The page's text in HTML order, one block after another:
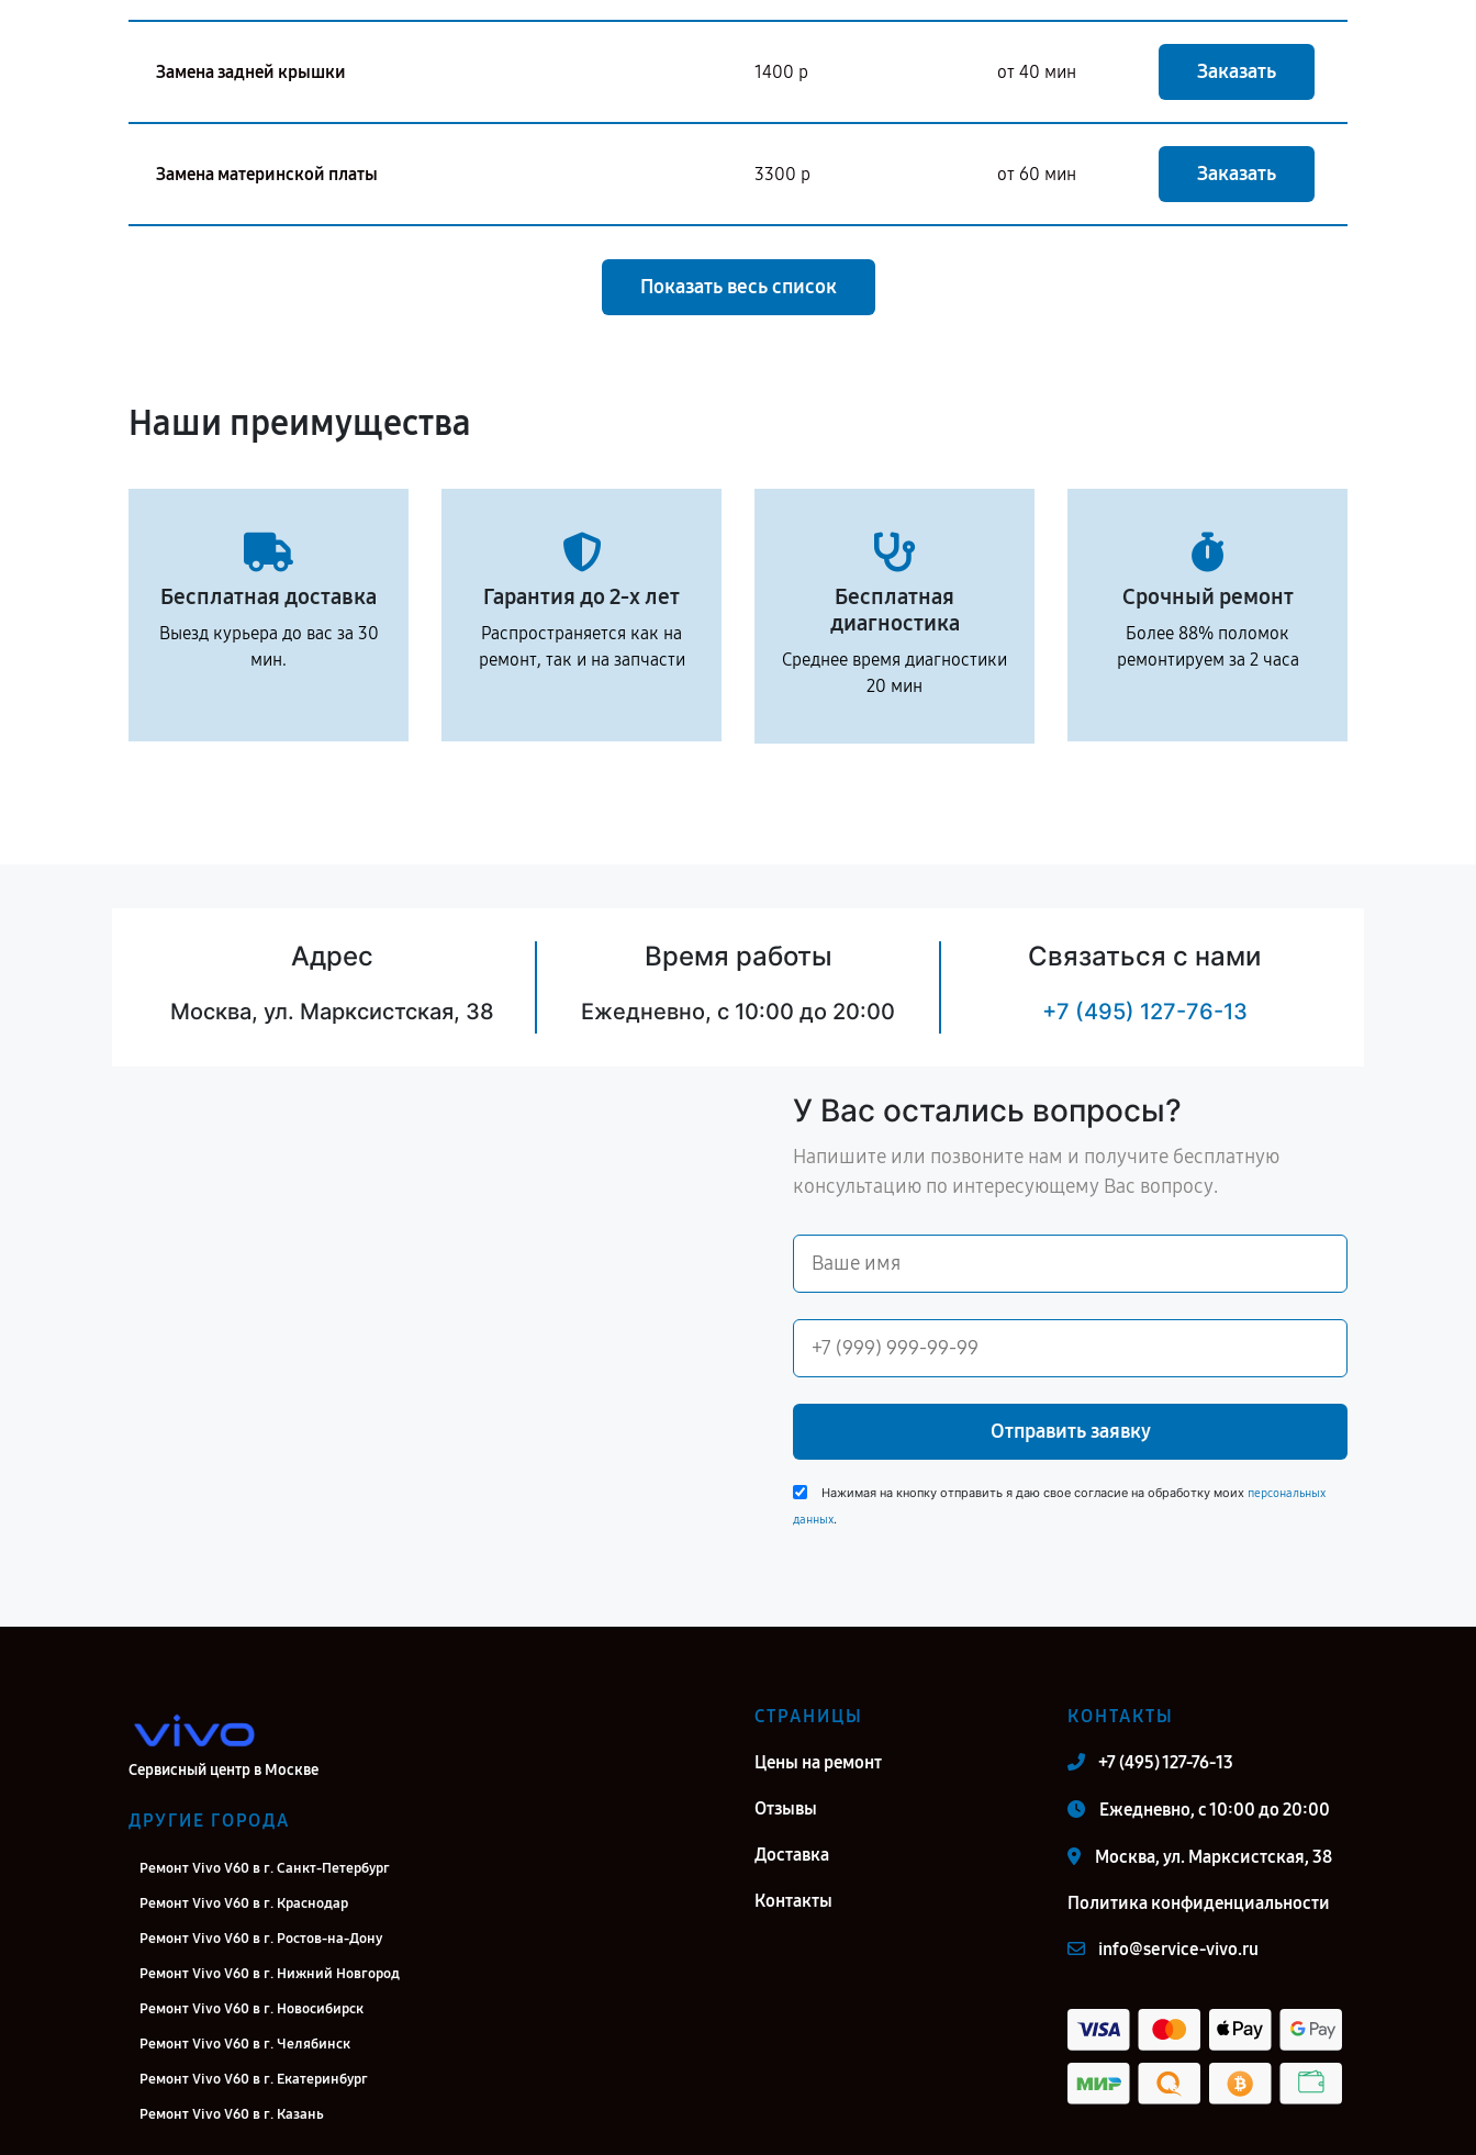
Замена задней крышки 1400 р от 40 мин Заказать
Замена материнской платы 3300 р от 60 мин Заказать
Показать весь список
Наши преимущества
Бесплатная доставка
Выезд курьера до вас за 30
мин.
Гарантия до 2-х лет
Распространяется как на
ремонт, так и на запчасти
Бесплатная
диагностика
Среднее время диагностики
20 мин
Срочный ремонт
Более 88% поломок
ремонтируем за 2 часа
Адрес
Москва, ул. Марксистская, 38
Время работы
Ежедневно, с 10:00 до 20:00
Связаться с нами
+7 (495) 127-76-13
У Вас остались вопросы?
Напишите или позвоните нам и получите бесплатную
консультацию по интересующему Вас вопросу.
Отправить заявку
Нажимая на кнопку отправить я даю свое согласие на обработку моих персональных
данных.
Сервисный центр в Москве
ДРУГИЕ ГОРОДА
Ремонт Vivo V60 в г. Санкт-Петербург
Ремонт Vivo V60 в г. Краснодар
Ремонт Vivo V60 в г. Ростов-на-Дону
Ремонт Vivo V60 в г. Нижний Новгород
Ремонт Vivo V60 в г. Новосибирск
Ремонт Vivo V60 в г. Челябинск
Ремонт Vivo V60 в г. Екатеринбург
Ремонт Vivo V60 в г. Казань
СТРАНИЦЫ
Цены на ремонт
Отзывы
Доставка
Контакты
КОНТАКТЫ
+7 (495) 127-76-13
Ежедневно, с 10:00 до 20:00
Москва, ул. Марксистская, 38
Политика конфиденциальности
info@service-vivo.ru